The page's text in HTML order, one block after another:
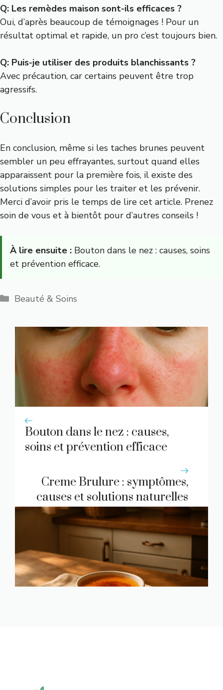
Q: Les remèdes maison sont-ils efficaces ?
Oui, d’après beaucoup de témoignages ! Pour un
résultat optimal et rapide, un pro c’est toujours bien.
Q: Puis-je utiliser des produits blanchissants ?
Avec précaution, car certains peuvent être trop
agressifs.
Conclusion
En conclusion, même si les taches brunes peuvent
sembler un peu effrayantes, surtout quand elles
apparaissent pour la première fois, il existe des
solutions simples pour les traiter et les prévenir.
Merci d’avoir pris le temps de lire cet article. Prenez
soin de vous et à bientôt pour d’autres conseils !
À lire ensuite : Bouton dans le nez : causes, soins
et prévention efficace.
Catégories
Beauté & Soins
Bouton dans le nez : causes,
soins et prévention efficace
Creme Brulure : symptômes,
causes et solutions naturelles